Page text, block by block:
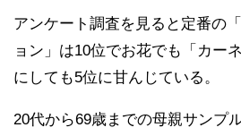
アンケート調査を見ると定番の
ョン」は10位でお花でも「カー
にしても5位に甘んじている。
20代から69歳までの母親サンプ